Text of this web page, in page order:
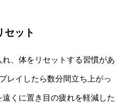
セット
、体をリセットする習慣があ
レイしたら数分間立ち上がっ
くに置き目の疲れを軽減した